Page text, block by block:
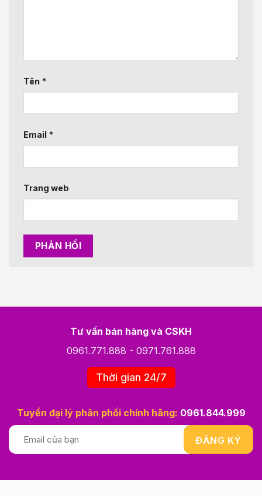
Tên *
Email *
Trang web
Tư vấn bán hàng và CSKH
0961.771.888 - 0971.761.888
Thời gian 24/7
Tuyển đại lý phân phối chính hãng: 0961.844.999